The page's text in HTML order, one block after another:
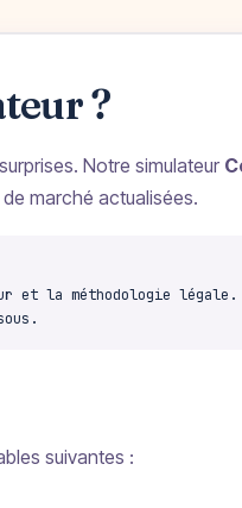
?
Notre simulateur
marché actualisées.
et la méthodologie
suivantes :